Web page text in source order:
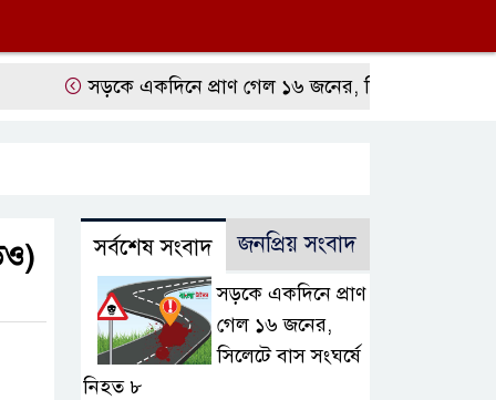
সড়কে একদিনে প্রাণ গেল ১৬ জনের, সিলেটে বাস সংঘর্ষে
সর্বশেষ সংবাদ জনপ্রিয় সংবাদ
সড়কে একদিনে প্রাণ
গেল ১৬ জনের,
সিলেটে বাস সংঘর্ষে
নিহত ৮